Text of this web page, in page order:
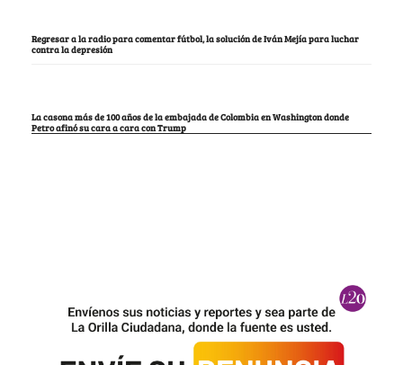
Regresar a la radio para comentar fútbol, la solución de Iván Mejía para luchar
contra la depresión
La casona más de 100 años de la embajada de Colombia en Washington donde
Petro afinó su cara a cara con Trump